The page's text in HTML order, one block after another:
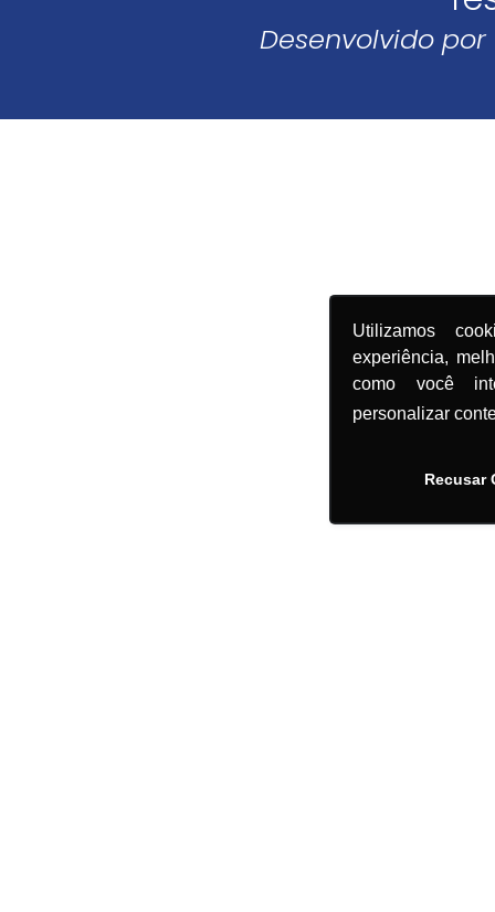
Utilizamos
experiência,
como você
personalizar
Recusar
Desenvolvido por